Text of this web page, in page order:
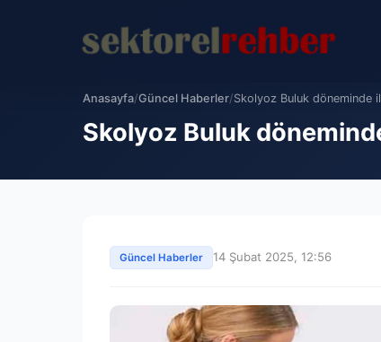
Anasayfa/Güncel Haberler/Skolyoz Buluk döneminde
Skolyoz Buluk
Güncel Haberler 14 Şubat 2025, 12:56